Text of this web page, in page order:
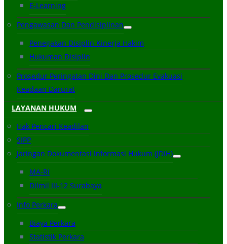
E-Learning
Pengawasan Dan Pendisiplinan
Penegakan Disiplin Kinerja Hakim
Hukuman Disiplin
Prosedur Peringatan Dini Dan Prosedur Evakuasi
Keadaan Darurat
LAYANAN HUKUM
Hak Pencari Keadilan
SIPP
Jaringan Dokumentasi Informasi Hukum (JDIH)
MA-RI
Dilmil III-12 Surabaya
Info Perkara
Biaya Perkara
Statistik Perkara